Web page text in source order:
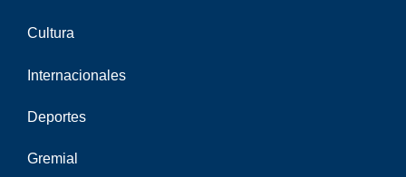
Cultura
Internacionales
Deportes
Gremial